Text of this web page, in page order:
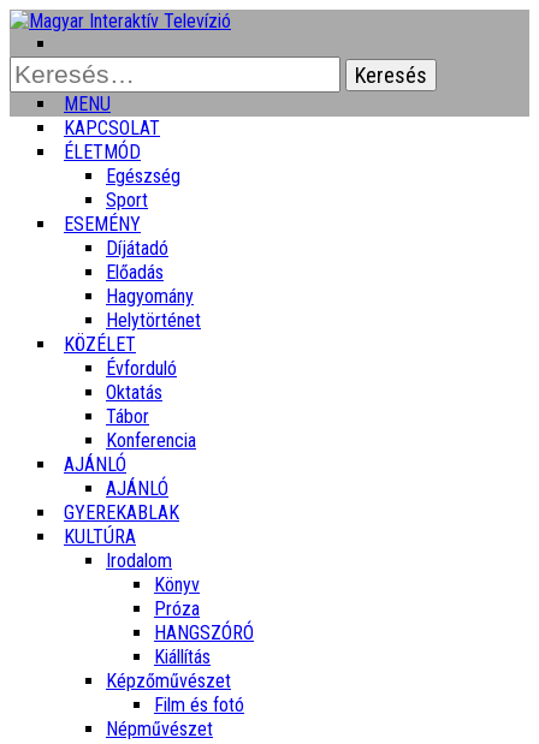
Keresés:
MENU
KAPCSOLAT
ÉLETMÓD
Egészség
Sport
ESEMÉNY
Díjátadó
Előadás
Hagyomány
Helytörténet
KÖZÉLET
Évforduló
Oktatás
Tábor
Konferencia
AJÁNLÓ
AJÁNLÓ
GYEREKABLAK
KULTÚRA
Irodalom
Könyv
Próza
HANGSZÓRÓ
Kiállítás
Képzőművészet
Film és fotó
Népművészet